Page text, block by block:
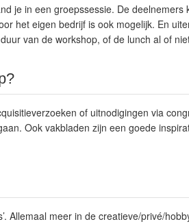
je in een groepssessie. De deelnemers
het eigen bedrijf is ook mogelijk. En
van de workshop, of de lunch al of
of uitnodigingen via
Ook vakbladen zijn een goede
Allemaal meer in de creatieve/privé/